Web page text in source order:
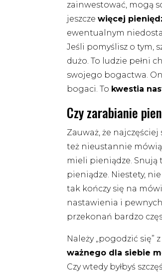
zainwestować, mogą
jeszczewięcej
ewentualnym
Jeśli pomyślisz o tym,
dużo. To ludzie pełni
swojego bogactwa.
bogaci. To kwestia
Czy zarabianie
Zauważ, że najczęściej
też nieustannie
mieli pieniądze. Snują
pieniądze. Niestety,
tak kończy się na
nastawienia i pewnych
przekonań bardzo
Należy „pogodzić się”
ważnego dla siebie
Czy wtedy byłbyś